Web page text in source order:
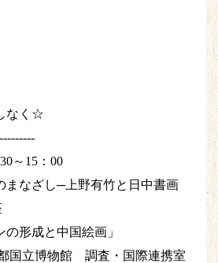
なく☆
～15：00
まなざし─上野有竹と日中書画
の形成と中国絵画」
国立博物館 調査・国際連携室